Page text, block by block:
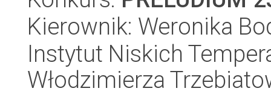
Kierownik: Weronika
Instytut Niskich
Włodzimierza